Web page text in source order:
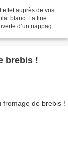
auprès de vos
blanc. La fine
d’un nappage
brebis !